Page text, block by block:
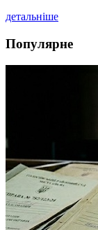
детальніше
Популярне